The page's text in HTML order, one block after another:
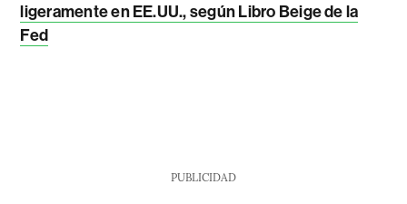
ligeramente en EE.UU., según Libro Beige de la
Fed
PUBLICIDAD